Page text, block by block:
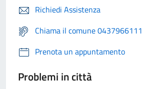
Richiedi Assistenza
Chiama il comune 0437966111
Prenota un appuntamento
Problemi in città